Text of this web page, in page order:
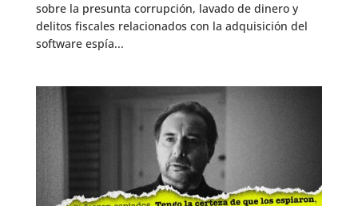
sobre la presunta corrupción, lavado de dinero y
delitos fiscales relacionados con la adquisición del
software espía...